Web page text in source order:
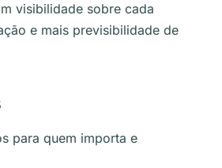
visibilidade sobre cada
e mais previsibilidade de
para quem importa e